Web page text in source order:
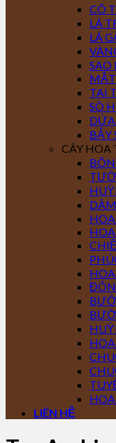
CÔ
LÁ
LÁ
SAO
TAI
SÒ
BẢY
CÂY HOA
LIÊN HỆ